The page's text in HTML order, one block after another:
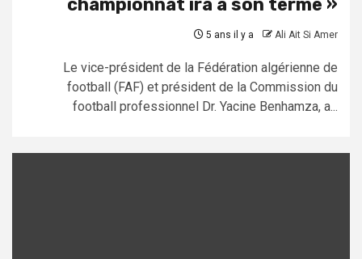
championnat ira à son terme »
5 ans il y a Ali Ait Si Amer
Le vice-président de la Fédération algérienne de
football (FAF) et président de la Commission du
football professionnel Dr. Yacine Benhamza, a...